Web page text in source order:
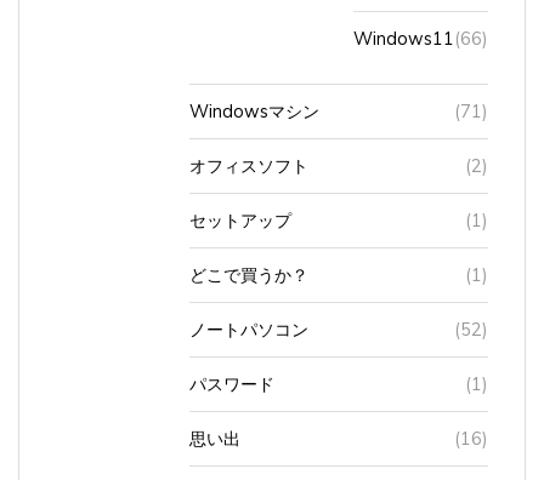
Windows11(66)
Windowsマシン (71)
オフィスソフト (2)
セットアップ (1)
どこで買うか？ (1)
ノートパソコン (52)
パスワード (1)
思い出 (16)
自作 (1)